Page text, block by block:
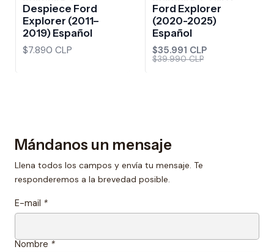
Despiece Ford
Explorer (2011–
2019) Español
$7.890 CLP
Ford Explorer
(2020-2025)
Español
$35.991 CLP
$39.990 CLP
Mándanos un mensaje
Llena todos los campos y envía tu mensaje. Te
responderemos a la brevedad posible.
E-mail *
Nombre *